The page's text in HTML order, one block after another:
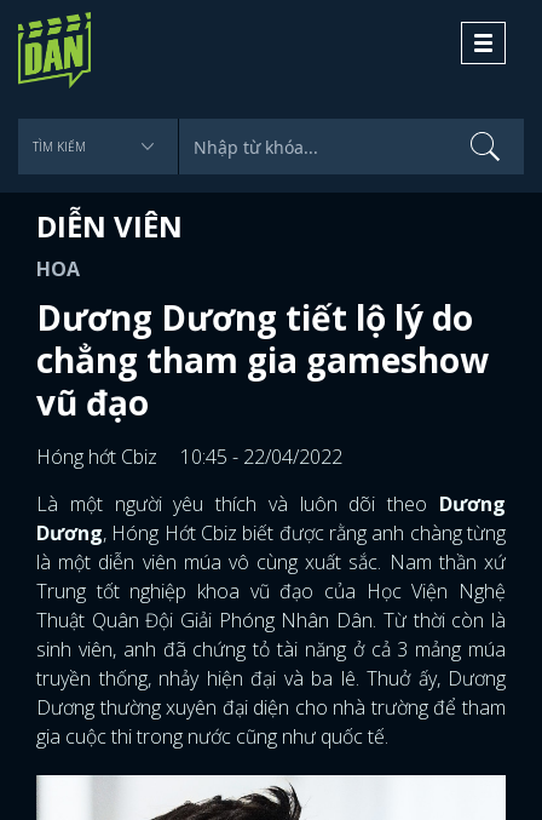
Toggle
DIỄN VIÊN
HOA
Dương Dương tiết lộ lý do
chẳng tham gia gameshow
vũ đạo
Hóng hớt Cbiz
10:45 - 22/04/2022
Là một người yêu thích và luôn dõi theo Dương
Dương, Hóng Hớt Cbiz biết được rằng anh chàng từng
là một diễn viên múa vô cùng xuất sắc. Nam thần xứ
Trung tốt nghiệp khoa vũ đạo của Học Viện Nghệ
Thuật Quân Đội Giải Phóng Nhân Dân. Từ thời còn là
sinh viên, anh đã chứng tỏ tài năng ở cả 3 mảng múa
truyền thống, nhảy hiện đại và ba lê. Thuở ấy, Dương
Dương thường xuyên đại diện cho nhà trường để tham
gia cuộc thi trong nước cũng như quốc tế.